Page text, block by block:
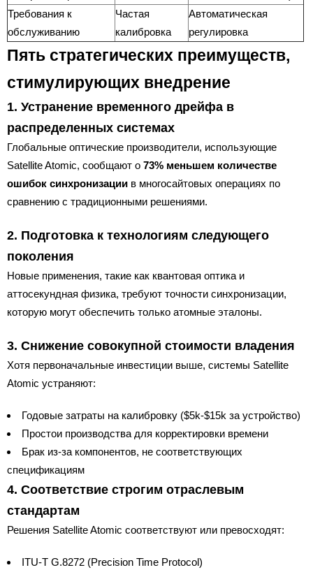
Требования к
обслуживанию
Частая
калибровка
Автоматическая
регулировка
Пять стратегических преимуществ,
стимулирующих внедрение
1. Устранение временного дрейфа в
распределенных системах
Глобальные оптические производители, использующие
Satellite Atomic, сообщают о 73% меньшем количестве
ошибок синхронизации в многосайтовых операциях по
сравнению с традиционными решениями.
2. Подготовка к технологиям следующего
поколения
Новые применения, такие как квантовая оптика и
аттосекундная физика, требуют точности синхронизации,
которую могут обеспечить только атомные эталоны.
3. Снижение совокупной стоимости владения
Хотя первоначальные инвестиции выше, системы Satellite
Atomic устраняют:
Годовые затраты на калибровку ($5k-$15k за устройство)
Простои производства для корректировки времени
Брак из-за компонентов, не соответствующих
спецификациям
4. Соответствие строгим отраслевым
стандартам
Решения Satellite Atomic соответствуют или превосходят:
ITU-T G.8272 (Precision Time Protocol)